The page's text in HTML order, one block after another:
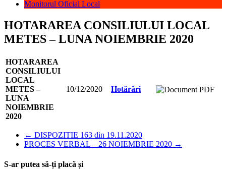
Monitorul Oficial Local
HOTARAREA CONSILIULUI LOCAL
METES – LUNA NOIEMBRIE 2020
HOTARAREA
CONSILIULUI
LOCAL
METES –
LUNA
NOIEMBRIE
2020
10/12/2020 Hotărâri
← DISPOZITIE 163 din 19.11.2020
PROCES VERBAL – 26 NOIEMBRIE 2020 →
S-ar putea să-ți placă și